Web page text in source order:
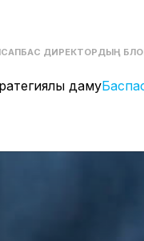
БАС ДИРЕКТОРДЫҢ
даму